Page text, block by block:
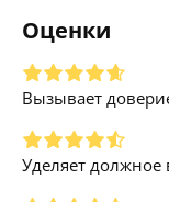
Оценки
Вызывает
Уделяет должное